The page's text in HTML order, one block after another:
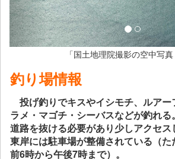
「国土地理院撮影の空中写
釣り場情報
投げ釣りでキスやイシモチ、ルアー
ラメ・マゴチ・シーバスなどが釣れ
道路を抜ける必要があり少しアクセス
東岸には駐車場が整備されている（
前6時から午後7時まで）。